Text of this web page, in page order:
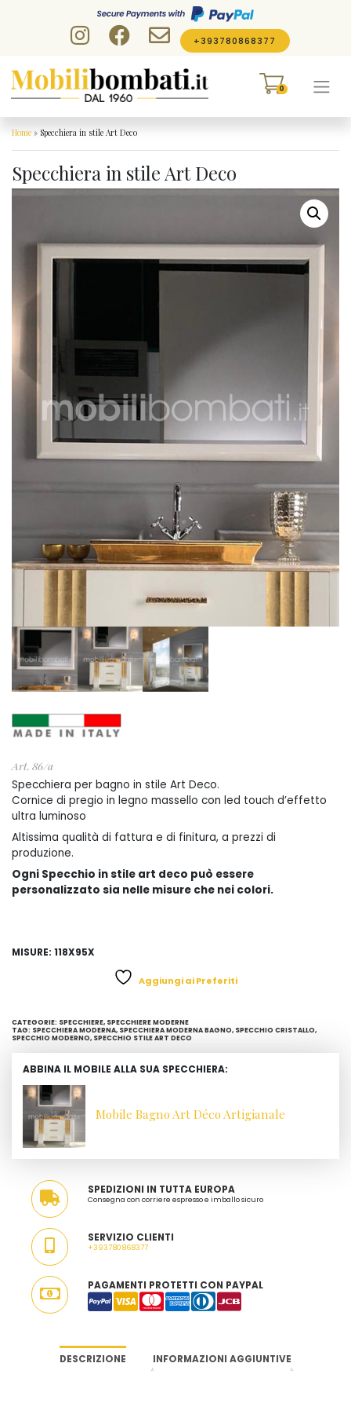
+393780868377
0
Home » Specchiera in stile Art Deco
Specchiera in stile Art Deco
Art. 86/a
Specchiera per bagno in stile Art Deco.
Cornice di pregio in legno massello con led touch d’effetto
ultra luminoso
Altissima qualità di fattura e di finitura, a prezzi di
produzione.
Ogni Specchio in stile art deco può essere
personalizzato sia nelle misure che nei colori.
MISURE: 118X95X
Aggiungi ai Preferiti
CATEGORIE: SPECCHIERE, SPECCHIERE MODERNE
TAG: SPECCHIERA MODERNA, SPECCHIERA MODERNA BAGNO, SPECCHIO CRISTALLO,
SPECCHIO MODERNO, SPECCHIO STILE ART DECO
ABBINA IL MOBILE ALLA SUA SPECCHIERA:
Mobile Bagno Art Déco Artigianale
SPEDIZIONI IN TUTTA EUROPA
Consegna con corriere espresso e imballo sicuro
SERVIZIO CLIENTI
+393780868377
PAGAMENTI PROTETTI CON PAYPAL
DESCRIZIONE INFORMAZIONI AGGIUNTIVE